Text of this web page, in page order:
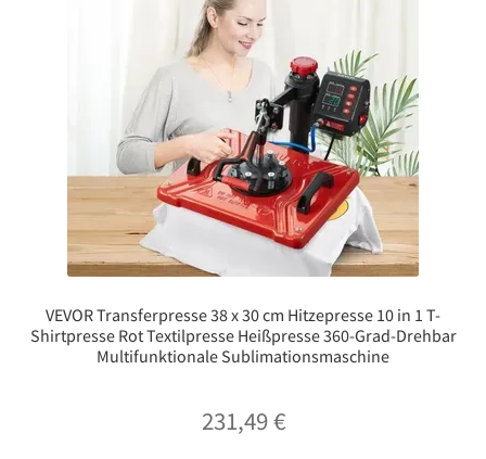
VEVOR Transferpresse 38 x 30 cm Hitzepresse 10 in 1 T-
Shirtpresse Rot Textilpresse Heißpresse 360-Grad-Drehbar
Multifunktionale Sublimationsmaschine
231,49€